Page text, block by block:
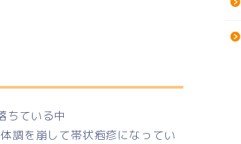
ちている中
調を崩して帯状疱疹になってい